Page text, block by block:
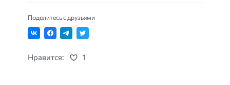
Поделитесь с друзьями
Нравится: 1